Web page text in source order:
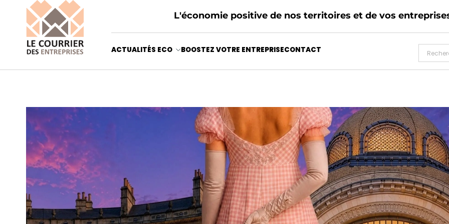
L'économie positive de nos territoires et de vos
ACTUALITÉS ECO BOOSTEZ VOTRE ENTREPRISECONTACT